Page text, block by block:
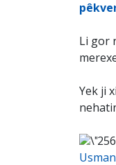
Li gor
Yek ji